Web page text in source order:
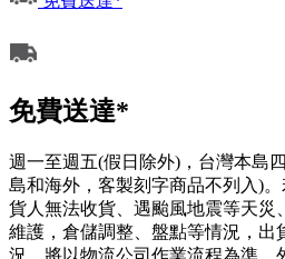
免費送達*
週一至週五(假日除外)，台灣本島
島和海外，客製刻字商品不列入)
貨人無法收貨、遇颱風地震等天災
維護，倉儲調整、盤點等情況，出
況，將以物流公司作業流程為準。